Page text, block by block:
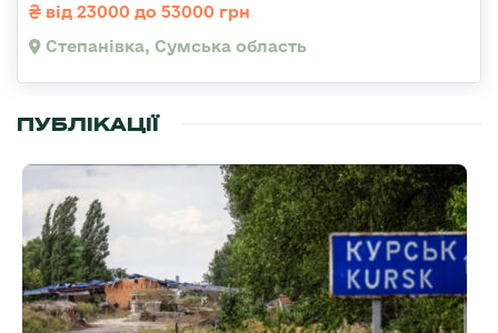
від 23000 до 53000 грн
Степанівка, Сумська область
ПУБЛІКАЦІЇ